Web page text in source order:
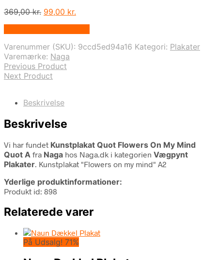
369,00kr. Den
369,00 kr..
99,00 kr.
99,00 kr..
Varenummer (SKU): 9ccd5ed94a16 Kategori: Plakater
Varemærke: Naga
Previous Product
Next Product
Beskrivelse
Beskrivelse
Vi har fundet Kunstplakat Quot Flowers On My Mind
Quot A fra Naga hos Naga.dk i kategorien Vægpynt
Plakater. Kunstplakat "Flowers on my mind" A2
Yderlige produktinformationer:
Produkt id: 898
Relaterede varer
På Udsalg! 71%